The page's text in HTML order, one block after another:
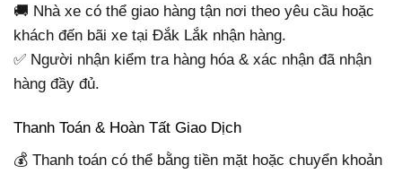
🚚 Nhà xe có thể giao hàng tận nơi theo yêu cầu hoặc
khách đến bãi xe tại Đắk Lắk nhận hàng.
✅ Người nhận kiểm tra hàng hóa & xác nhận đã nhận
hàng đầy đủ.
Thanh Toán & Hoàn Tất Giao Dịch
💰 Thanh toán có thể bằng tiền mặt hoặc chuyển khoản